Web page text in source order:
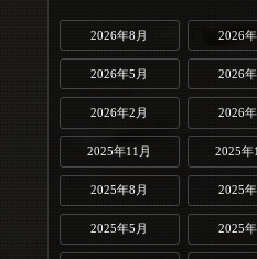
2026年8月 2026
2026年5月 2026
2026年2月 2026
2025年11月 2025年
2025年8月 2025
2025年5月 2025